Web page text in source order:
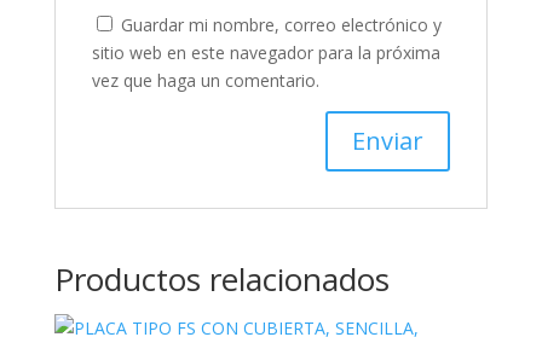
Guardar mi nombre, correo electrónico y
sitio web en este navegador para la próxima
vez que haga un comentario.
Productos relacionados